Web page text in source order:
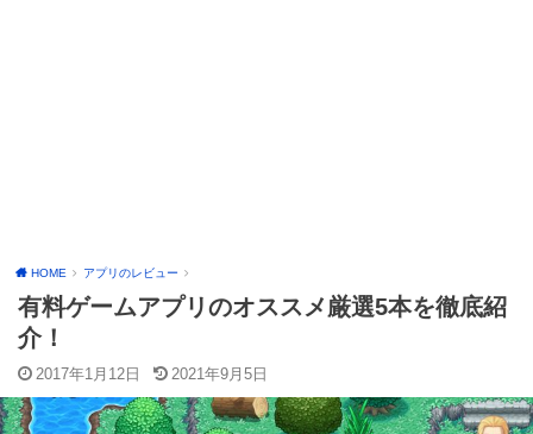
HOME アプリのレビュー
有料ゲームアプリのオススメ厳選5本を徹底紹
介！
2017年1月12日 2021年9月5日